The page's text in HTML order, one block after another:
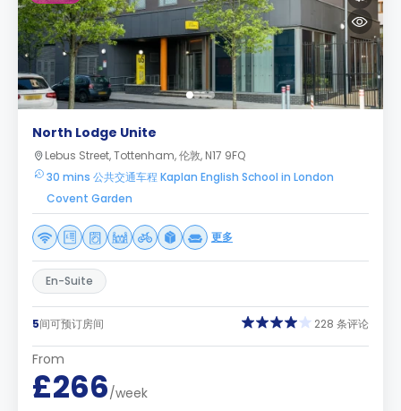
North Lodge Unite
Lebus Street, Tottenham, 伦敦, N17 9FQ
30 mins 公共交通车程 Kaplan English School in London
Covent Garden
更多
En-Suite
5间可预订房间 228 条评论
From
£266/week